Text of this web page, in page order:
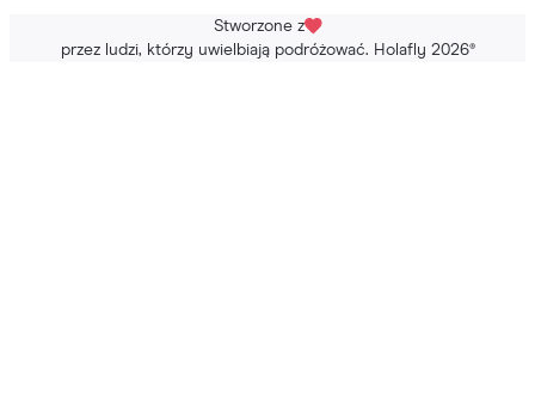
Stworzone z
przez ludzi, którzy uwielbiają podróżować. Holafly 2026®